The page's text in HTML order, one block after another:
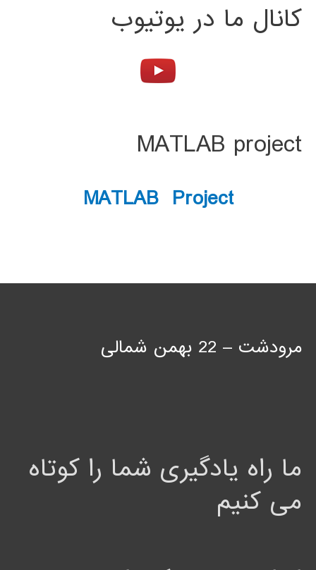
کانال ما در یوتیوب
MATLAB project
MATLAB Project
مرودشت – 22 بهمن شمالی
ما راه یادگیری شما را کوتاه
می کنیم